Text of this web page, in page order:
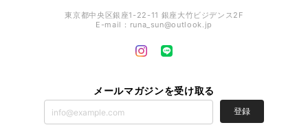
東京都中央区銀座1-22-11 銀座大竹ビジデンス2F
E-mail： runa_sun@outlook.jp
メールマガジンを受け取る
登録